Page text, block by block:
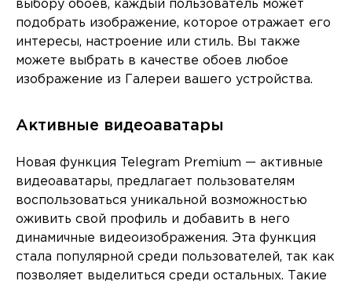
выбору обоев, каждый пользователь может
подобрать изображение, которое отражает его
интересы, настроение или стиль. Вы также
можете выбрать в качестве обоев любое
изображение из Галереи вашего устройства.
Активные видеоаватары
Новая функция Telegram Premium — активные
видеоаватары, предлагает пользователям
воспользоваться уникальной возможностью
оживить свой профиль и добавить в него
динамичные видеоизображения. Эта функция
стала популярной среди пользователей, так как
позволяет выделиться среди остальных. Такие